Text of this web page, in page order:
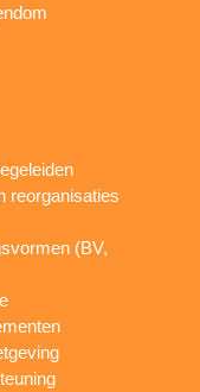
reorganisaties
(BV,